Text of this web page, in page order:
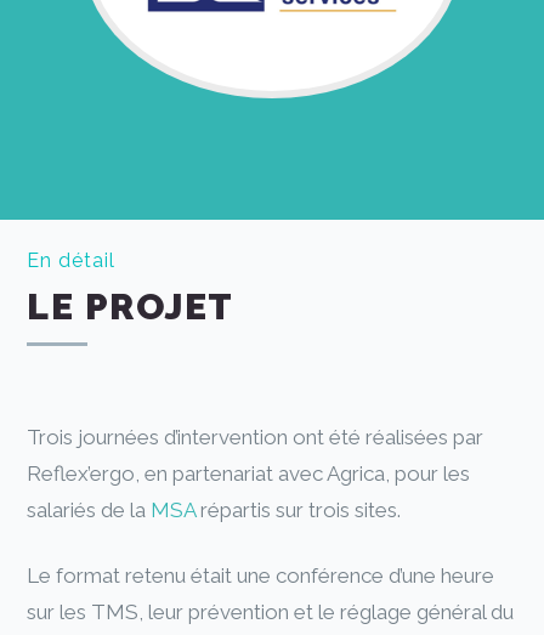
En détail
LE PROJET
Trois journées d’intervention ont été réalisées par
Reflex’ergo, en partenariat avec Agrica, pour les
salariés de la MSArépartis sur trois sites.
Le format retenu était une conférence d’une heure
sur les TMS, leur prévention et le réglage général du